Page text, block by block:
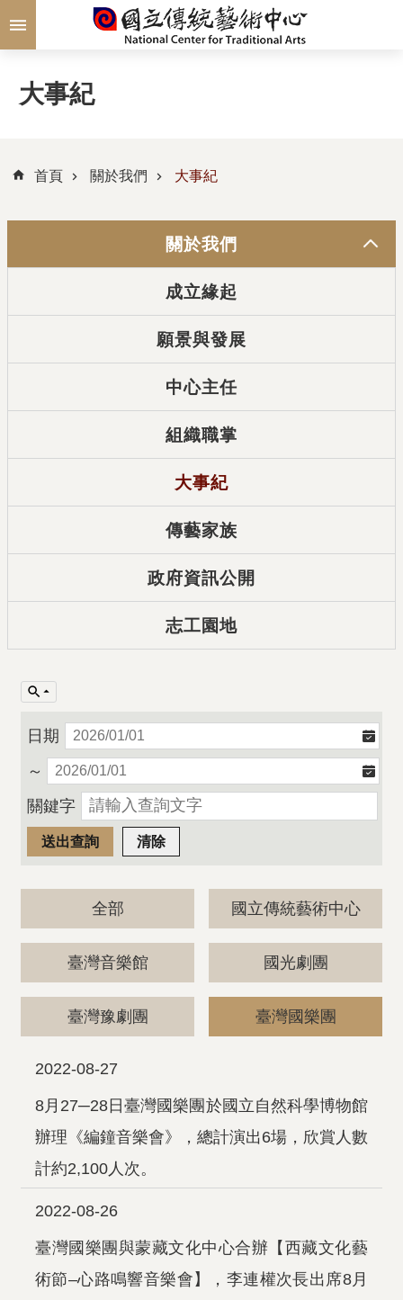
跳到主要內容區塊
大事紀
首頁 關於我們 大事紀
關於我們
成立緣起
願景與發展
中心主任
組織職掌
大事紀
傳藝家族
政府資訊公開
志工園地
日期
～
關鍵字
全部 國立傳統藝術中心
臺灣音樂館 國光劇團
臺灣豫劇團 臺灣國樂團
2022-08-27
8月27─28日臺灣國樂團於國立自然科學博物館
辦理《編鐘音樂會》，總計演出6場，欣賞人數
計約2,100人次。
2022-08-26
臺灣國樂團與蒙藏文化中心合辦【西藏文化藝
術節–心路鳴響音樂會】，李連權次長出席8月